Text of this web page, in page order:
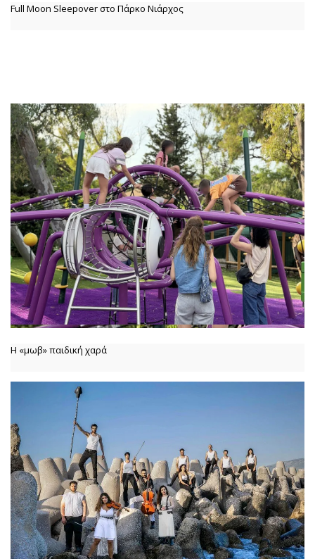
Full Moon Sleepover στο Πάρκο Νιάρχος
Η «μωβ» παιδική χαρά